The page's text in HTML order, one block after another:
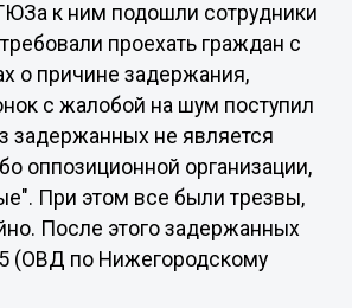
к ним подошли сотрудники
проехать граждан с
о причине задержания,
с жалобой на шум поступил
задержанных не является
оппозиционной организации,
При этом все были трезвы,
После этого задержанных
(ОВД по Нижегородскому